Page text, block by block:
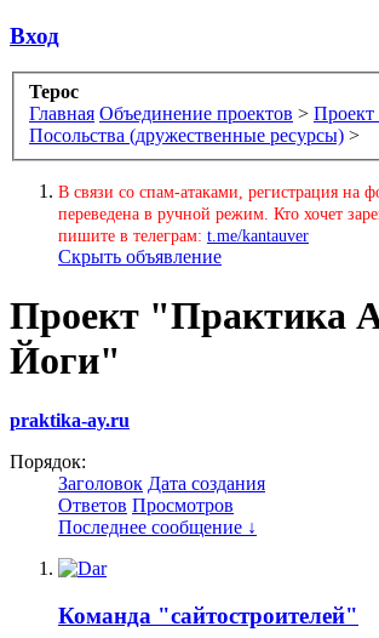
Вход
Терос
Главная Объединение проектов >
Посольства (дружественные ресурсы) >
В связи со спам-атаками, регистрация на
переведена в ручной режим. Кто хочет
пишите в телеграм: t.me/kantauver
Скрыть объявление
Проект "Практика
Йоги"
praktika-ay.ru
Порядок:
Заголовок Дата создания
Ответов Просмотров
Последнее сообщение ↓
Команда "сайтостроителей"